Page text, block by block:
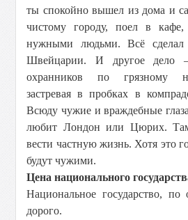
ты спокойно вышел из дома и
чистому городу, поел в кафе,
нужными людьми. Всё
Швейцарии. И другое дело
охранников по грязному
застревая в пробках в
Всюду чужие и враждебные
любит Лондон или Цюрих.
вести частную жизнь. Хотя это
будут чужими.
Цена национального
Национальное государство, по
дорого.